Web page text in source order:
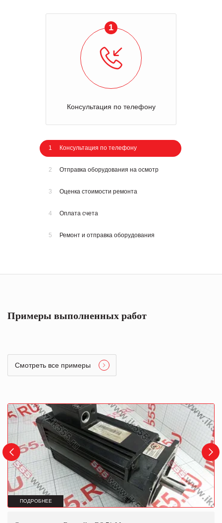
1
Консультация по телефону
1 Консультация по телефону
2 Отправка оборудования на осмотр
3 Оценка стоимости ремонта
4 Оплата счета
5 Ремонт и отправка оборудования
Примеры выполненных работ
Смотреть все примеры
ПОДРОБНЕЕ